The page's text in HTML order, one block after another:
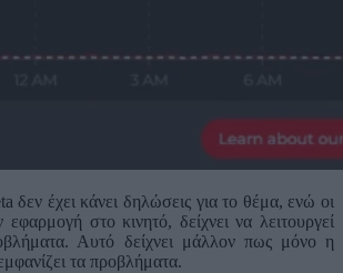
δεν έχει κάνει δηλώσεις για το θέμα, ενώ οι
εφαρμογή στο κινητό, δείχνει να λειτουργεί
Αυτό δείχνει μάλλον πως μόνο η
τα προβλήματα.